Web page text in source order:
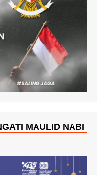
MAULID NABI